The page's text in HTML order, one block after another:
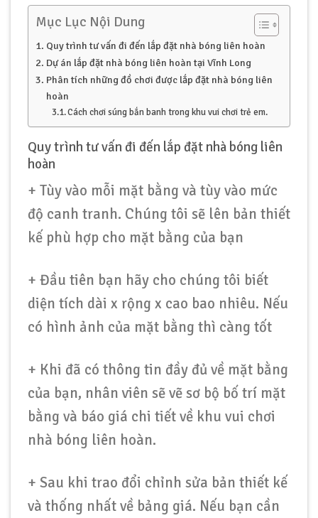
Mục Lục Nội Dung
Quy trình tư vấn đi đến lắp đặt nhà bóng liên hoàn
Dự án lắp đặt nhà bóng liên hoàn tại Vĩnh Long
Phân tích những đồ chơi được lắp đặt nhà bóng liên
hoàn
Cách chơi súng bắn banh trong khu vui chơi trẻ em.
Quy trình tư vấn đi đến lắp đặt nhà bóng liên
hoàn
+ Tùy vào mỗi mặt bằng và tùy vào mức
độ canh tranh. Chúng tôi sẽ lên bản thiết
kế phù hợp cho mặt bằng của bạn
+ Đầu tiên bạn hãy cho chúng tôi biết
diện tích dài x rộng x cao bao nhiêu. Nếu
có hình ảnh của mặt bằng thì càng tốt
+ Khi đã có thông tin đầy đủ về mặt bằng
của bạn, nhân viên sẽ vẽ sơ bộ bố trí mặt
bằng và báo giá chi tiết về khu vui chơi
nhà bóng liên hoàn.
+ Sau khi trao đổi chỉnh sửa bản thiết kế
và thống nhất về bảng giá. Nếu bạn cần